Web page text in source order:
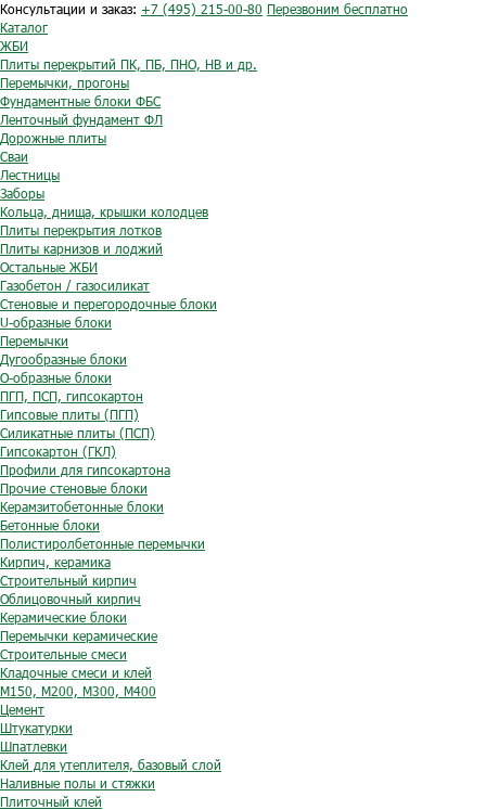
Консультации и заказ: +7 (495) 215-00-80 Перезвоним бесплатно
Каталог
ЖБИ
Плиты перекрытий ПК, ПБ, ПНО, НВ и др.
Перемычки, прогоны
Фундаментные блоки ФБС
Ленточный фундамент ФЛ
Дорожные плиты
Сваи
Лестницы
Заборы
Кольца, днища, крышки колодцев
Плиты перекрытия лотков
Плиты карнизов и лоджий
Остальные ЖБИ
Газобетон / газосиликат
Стеновые и перегородочные блоки
U-образные блоки
Перемычки
Дугообразные блоки
O-образные блоки
ПГП, ПСП, гипсокартон
Гипсовые плиты (ПГП)
Силикатные плиты (ПСП)
Гипсокартон (ГКЛ)
Профили для гипсокартона
Прочие стеновые блоки
Керамзитобетонные блоки
Бетонные блоки
Полистиролбетонные перемычки
Кирпич, керамика
Строительный кирпич
Облицовочный кирпич
Керамические блоки
Перемычки керамические
Строительные смеси
Кладочные смеси и клей
М150, М200, М300, М400
Цемент
Штукатурки
Шпатлевки
Клей для утеплителя, базовый слой
Наливные полы и стяжки
Плиточный клей